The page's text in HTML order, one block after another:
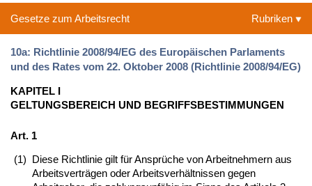
Gesetze zum Arbeitsrecht Rubriken
10a: Richtlinie 2008/94/EG des Europäischen Parlaments
und des Rates vom 22. Oktober 2008 (Richtlinie 2008/94/EG)
KAPITEL I
GELTUNGSBEREICH UND BEGRIFFSBESTIMMUNGEN
Art. 1
(1) Diese Richtlinie gilt für Ansprüche von Arbeitnehmern aus
Arbeitsverträgen oder Arbeitsverhältnissen gegen